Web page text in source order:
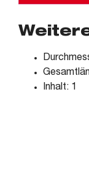
Inhalt: 1